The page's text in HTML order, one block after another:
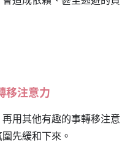
移注意力
用其他有趣的事轉移注意
先緩和下來。